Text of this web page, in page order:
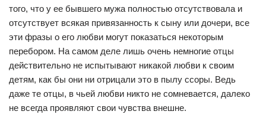
того, что у ее бывшего мужа полностью отсутствовала и
отсутствует всякая привязанность к сыну или дочери, все
эти фразы о его любви могут показаться некоторым
перебором. На самом деле лишь очень немногие отцы
действительно не испытывают никакой любви к своим
детям, как бы они ни отрицали это в пылу ссоры. Ведь
даже те отцы, в чьей любви никто не сомневается, далеко
не всегда проявляют свои чувства внешне.